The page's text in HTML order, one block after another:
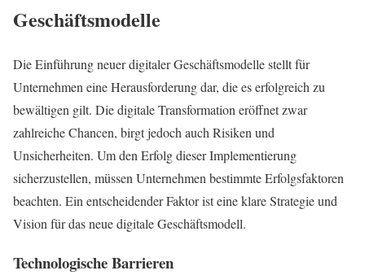
Geschäftsmodelle
Die Einführung neuer digitaler Geschäftsmodelle stellt für
Unternehmen eine Herausforderung dar, die es erfolgreich zu
bewältigen gilt. Die digitale Transformation eröffnet zwar
zahlreiche Chancen, birgt jedoch auch Risiken und
Unsicherheiten. Um den Erfolg dieser Implementierung
sicherzustellen, müssen Unternehmen bestimmte Erfolgsfaktoren
beachten. Ein entscheidender Faktor ist eine klare Strategie und
Vision für das neue digitale Geschäftsmodell.
Technologische Barrieren